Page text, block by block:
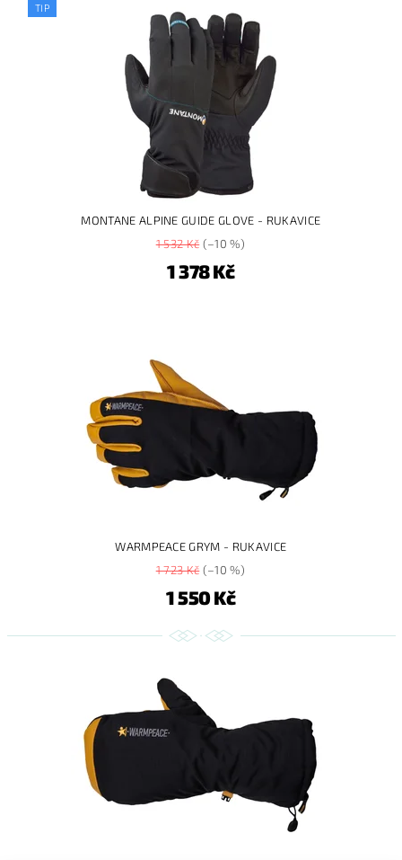
TIP
MONTANE ALPINE GUIDE GLOVE - RUKAVICE
1 532 Kč(–10 %)
1 378 Kč
WARMPEACE GRYM - RUKAVICE
1 723 Kč(–10 %)
1 550 Kč